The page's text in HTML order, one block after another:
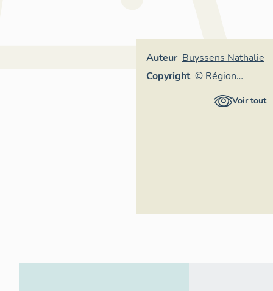
Auteur Buyssens Nathalie
Copyright © Région
Auvergne-Voir tout